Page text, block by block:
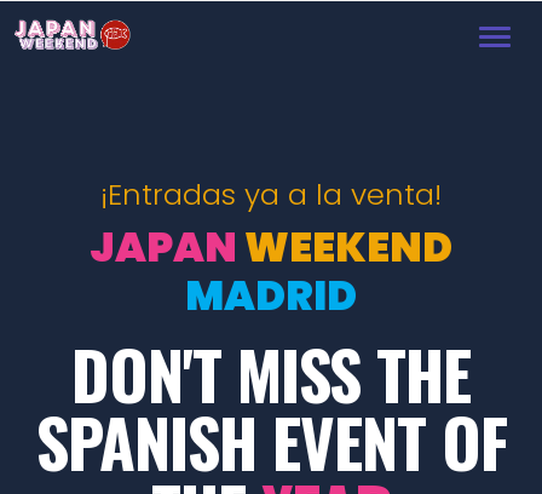
¡Entradas ya a la venta!
JAPANWEEKEND
MADRID
DON'T MISS THE
SPANISH EVENT OF